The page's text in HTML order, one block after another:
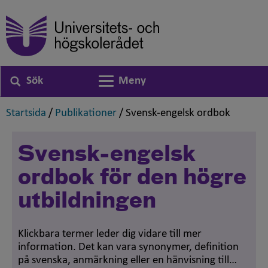
Sök
Växla navigering
Meny
Startsida ,
/ Publikationer ,
/ Svensk-engelsk ordbok
Svensk-engelsk
ordbok för den högre
utbildningen
Klickbara termer leder dig vidare till mer
information. Det kan vara synonymer, definition
på svenska, anmärkning eller en hänvisning till